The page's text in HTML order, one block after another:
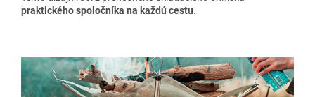
praktického spoločníka na každú cestu.